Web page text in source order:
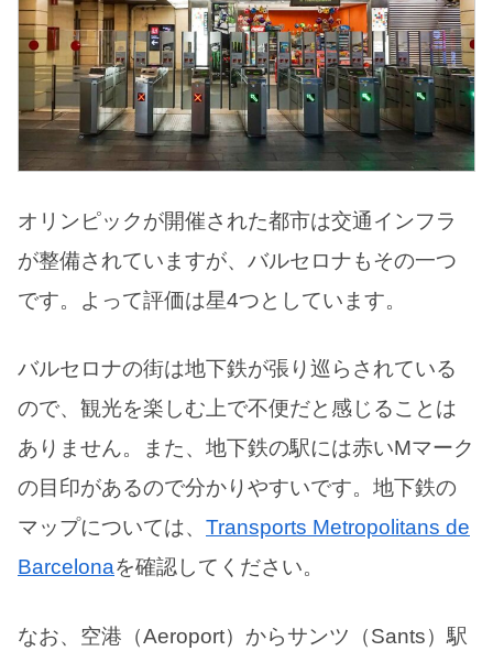
オリンピックが開催された都市は交通インフラ
が整備されていますが、バルセロナもその一つ
です。よって評価は星4つとしています。
バルセロナの街は地下鉄が張り巡らされている
ので、観光を楽しむ上で不便だと感じることは
ありません。また、地下鉄の駅には赤いMマーク
の目印があるので分かりやすいです。地下鉄の
マップについては、 Transports Metropolitans de
Barcelonaを確認してください。
なお、空港（Aeroport）からサンツ（Sants）駅